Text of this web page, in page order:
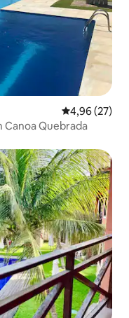
Gemiddelde
4,96 (27)
Quebrada